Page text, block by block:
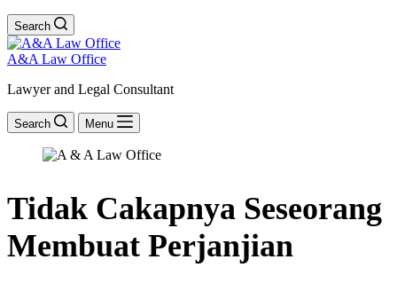
Search
A&A Law Office
Lawyer and Legal Consultant
Search Menu
Tidak Cakapnya Seseorang
Membuat Perjanjian